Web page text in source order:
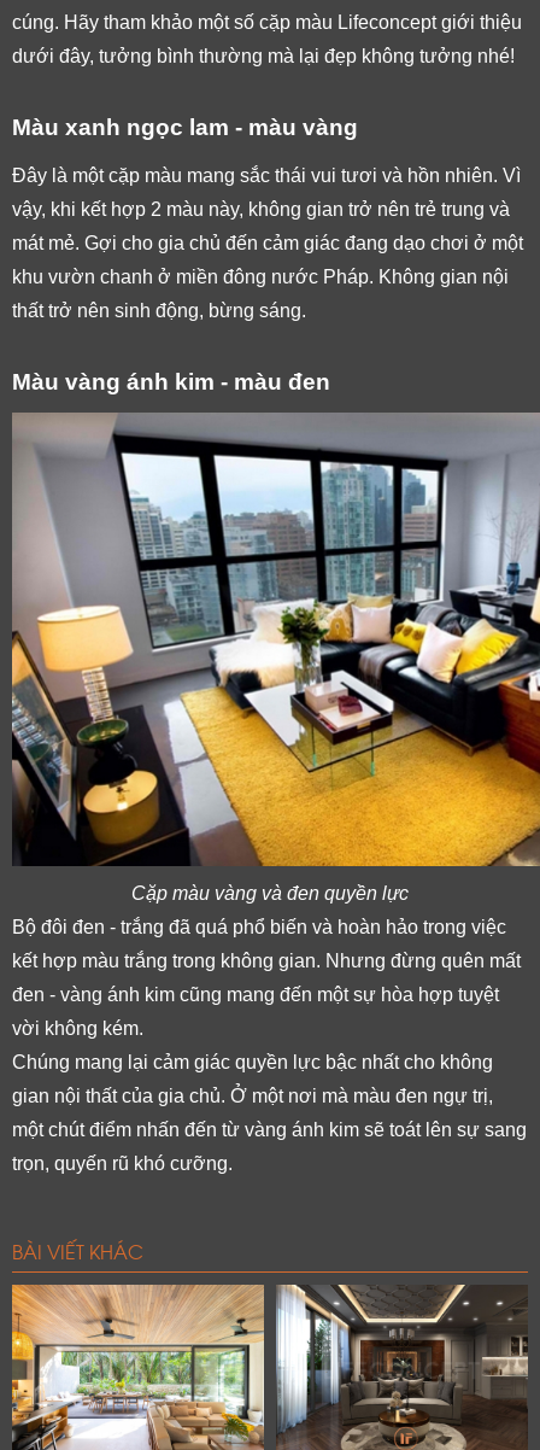
cúng. Hãy tham khảo một số cặp màu Lifeconcept giới thiệu
dưới đây, tưởng bình thường mà lại đẹp không tưởng nhé!
Màu xanh ngọc lam - màu vàng
Đây là một cặp màu mang sắc thái vui tươi và hồn nhiên. Vì
vậy, khi kết hợp 2 màu này, không gian trở nên trẻ trung và
mát mẻ. Gợi cho gia chủ đến cảm giác đang dạo chơi ở một
khu vườn chanh ở miền đông nước Pháp. Không gian nội
thất trở nên sinh động, bừng sáng.
Màu vàng ánh kim - màu đen
Cặp màu vàng và đen quyền lực
Bộ đôi đen - trắng đã quá phổ biến và hoàn hảo trong việc
kết hợp màu trắng trong không gian. Nhưng đừng quên mất
đen - vàng ánh kim cũng mang đến một sự hòa hợp tuyệt
vời không kém.
Chúng mang lại cảm giác quyền lực bậc nhất cho không
gian nội thất của gia chủ. Ở một nơi mà màu đen ngự trị,
một chút điểm nhấn đến từ vàng ánh kim sẽ toát lên sự sang
trọn, quyến rũ khó cưỡng.
BÀI VIẾT KHÁC